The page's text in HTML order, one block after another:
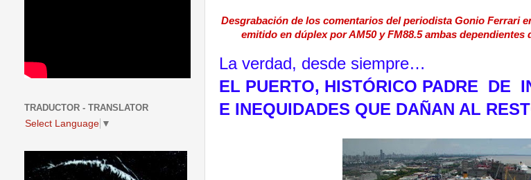
Desgrabación de los comentarios del periodista Gonio Ferrari
emitido en dúplex por AM50 y FM88.5 ambas
La verdad, desde siempre…
EL PUERTO, HISTÓRICO PADRE DE
E INEQUIDADES QUE DAÑAN AL
TRADUCTOR - TRANSLATOR
Select Language ▼